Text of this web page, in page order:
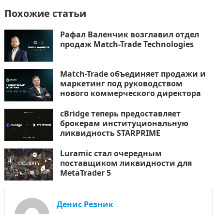
Похожие статьи
Рафал Валенчик возглавил отдел
продаж Match-Trade Technologies
Match-Trade объединяет продажи и
маркетинг под руководством
нового коммерческого директора
cBridge теперь предоставляет
брокерам институциональную
ликвидность STARPRIME
Luramic стал очередным
поставщиком ликвидности для
MetaTrader 5
Денис Резник